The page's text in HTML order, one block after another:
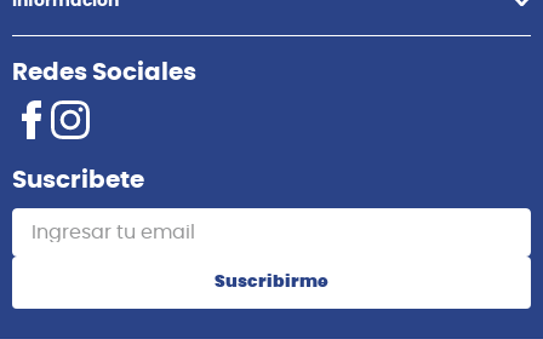
+51 958418476
Asesoría Online
+51 977624112
Acerca de Nosotros